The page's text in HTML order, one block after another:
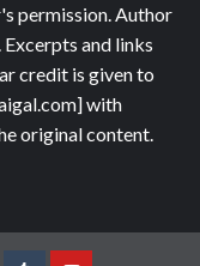
permission. Author
and links
credit is given to
with
original content.